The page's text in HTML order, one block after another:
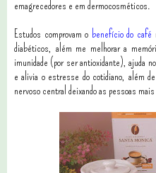
emagrecedores e em dermocosméticos.
Estudos comprovam o benefício do café
diabéticos, além me melhorar a
imunidade (por ser antioxidante), ajuda
e alivia o estresse do cotidiano, além
nervoso central deixando as pessoas